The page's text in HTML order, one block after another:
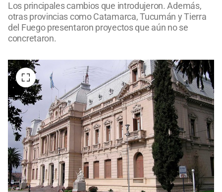
Los principales cambios que introdujeron. Además,
otras provincias como Catamarca, Tucumán y Tierra
del Fuego presentaron proyectos que aún no se
concretaron.